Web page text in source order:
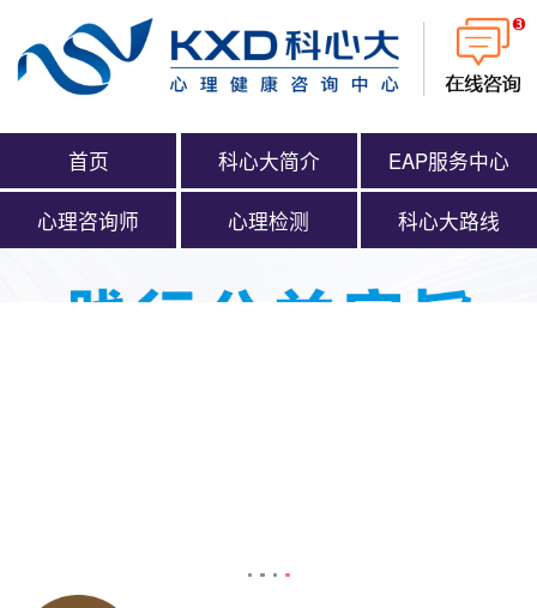
首页 科心大简介 EAP服务中心
心理咨询师 心理检测 科心大路线